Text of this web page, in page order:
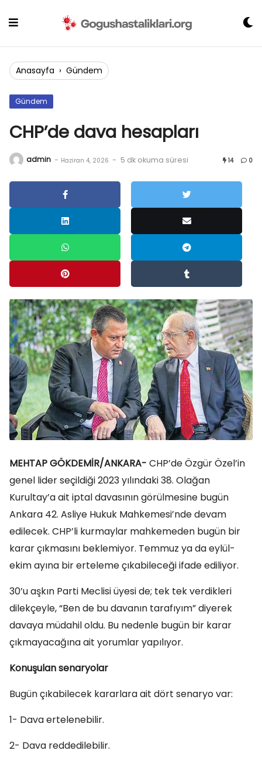
Anasayfa › Gündem
Gündem
CHP’de dava hesapları
admin - Haziran 4, 2026 - 5 dk okuma süresi 14 0
MEHTAP GÖKDEMİR/ANKARA- CHP’de Özgür Özel’in
genel lider seçildiği 2023 yılındaki 38. Olağan
Kurultay’a ait iptal davasının görülmesine bugün
Ankara 42. Asliye Hukuk Mahkemesi’nde devam
edilecek. CHP’li kurmaylar mahkemeden bugün bir
karar çıkmasını beklemiyor. Temmuz ya da eylül-
ekim ayına bir erteleme çıkabileceği ifade ediliyor.
30’u aşkın Parti Meclisi üyesi de; tek tek verdikleri
dilekçeyle, “Ben de bu davanın tarafıyım” diyerek
davaya müdahil oldu. Bu nedenle bugün bir karar
çıkmayacağına ait yorumlar yapılıyor.
Konuşulan senaryolar
Bugün çıkabilecek kararlara ait dört senaryo var:
1- Dava ertelenebilir.
2- Dava reddedilebilir.